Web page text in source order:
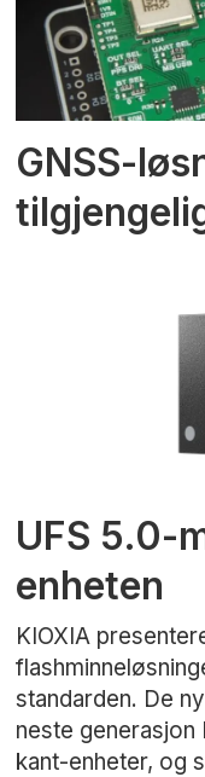
GNSS-
UFS 5.0-
enheten
KIOXIA
standarden. De
neste
kant-enheter, og